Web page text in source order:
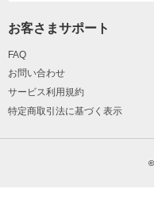
お客さまサポート
FAQ
お問い合わせ
サービス利用規約
特定商取引法に基づく表示